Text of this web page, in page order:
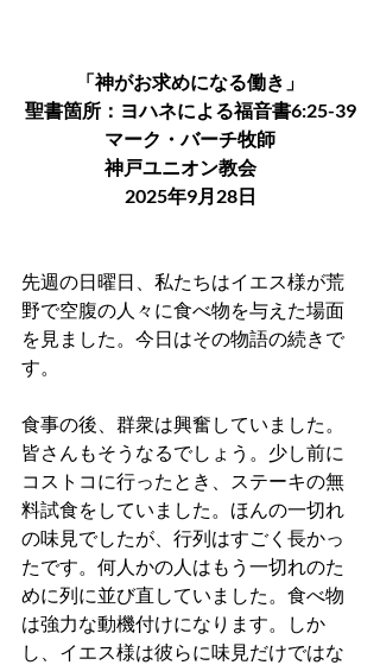
「神がお求めになる働き」
聖書箇所：ヨハネによる福音書6:25-39
マーク・バーチ牧師
神戸ユニオン教会
2025年9月28日
先週の日曜日、私たちはイエス様が荒
野で空腹の人々に食べ物を与えた場面
を見ました。今日はその物語の続きで
す。
食事の後、群衆は興奮していました。
皆さんもそうなるでしょう。少し前に
コストコに行ったとき、ステーキの無
料試食をしていました。ほんの一切れ
の味見でしたが、行列はすごく長かっ
たです。何人かの人はもう一切れのた
めに列に並び直していました。食べ物
は強力な動機付けになります。しか
し、イエス様は彼らに味見だけではな